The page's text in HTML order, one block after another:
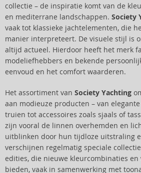
collectie – de inspiratie komt van de
en mediterrane landschappen. Society
vaak tot klassieke jachtelementen, die
manier interpreteert. De visuele stijl is
altijd actueel. Hierdoor heeft het merk
modeliefhebbers en bekende
eenvoud en het comfort waarderen.
Het assortiment van Society Yachting
aan modieuze producten – van
truien tot accessoires zoals sjaals of
zijn vooral de linnen overhemden en
uitblinken door hun tijdloze uitstraling
verschijnen regelmatig speciale
edities, die nieuwe kleurcombinaties
bieden, vaak in samenwerking met